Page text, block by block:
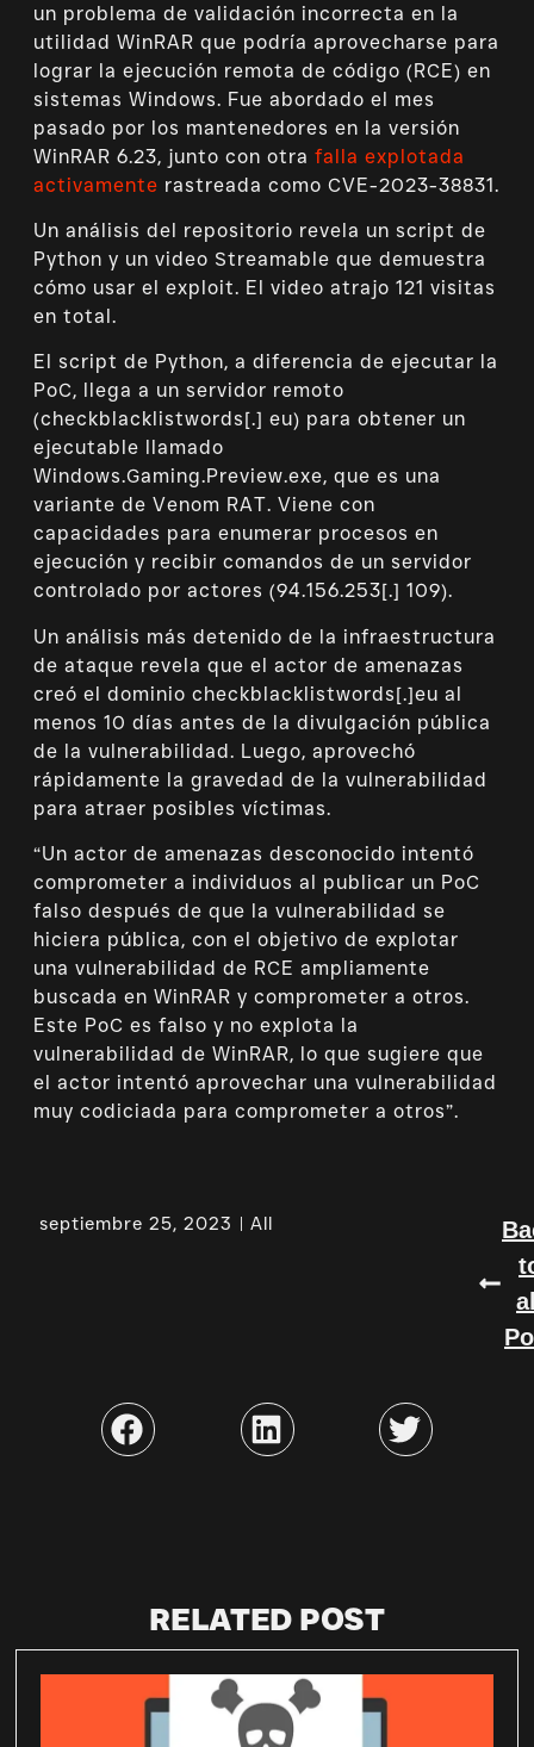
un problema de validación incorrecta en la
utilidad WinRAR que podría aprovecharse para
lograr la ejecución remota de código (RCE) en
sistemas Windows. Fue abordado el mes
pasado por los mantenedores en la versión
WinRAR 6.23, junto con otrafalla explotada
activamente rastreada como CVE-2023-38831.
Un análisis del repositorio revela un script de
Python y un video Streamable que demuestra
cómo usar el exploit. El video atrajo 121 visitas
en total.
El script de Python, a diferencia de ejecutar la
PoC, llega a un servidor remoto
(checkblacklistwords[.] eu) para obtener un
ejecutable llamado
Windows.Gaming.Preview.exe, que es una
variante de Venom RAT. Viene con
capacidades para enumerar procesos en
ejecución y recibir comandos de un servidor
controlado por actores (94.156.253[.] 109).
Un análisis más detenido de la infraestructura
de ataque revela que el actor de amenazas
creó el dominio checkblacklistwords[.]eu al
menos 10 días antes de la divulgación pública
de la vulnerabilidad. Luego, aprovechó
rápidamente la gravedad de la vulnerabilidad
para atraer posibles víctimas.
“Un actor de amenazas desconocido intentó
comprometer a individuos al publicar un PoC
falso después de que la vulnerabilidad se
hiciera pública, con el objetivo de explotar
una vulnerabilidad de RCE ampliamente
buscada en WinRAR y comprometer a otros.
Este PoC es falso y no explota la
vulnerabilidad de WinRAR, lo que sugiere que
el actor intentó aprovechar una vulnerabilidad
muy codiciada para comprometer a otros”.
septiembre 25, 2023 All
RELATED POST